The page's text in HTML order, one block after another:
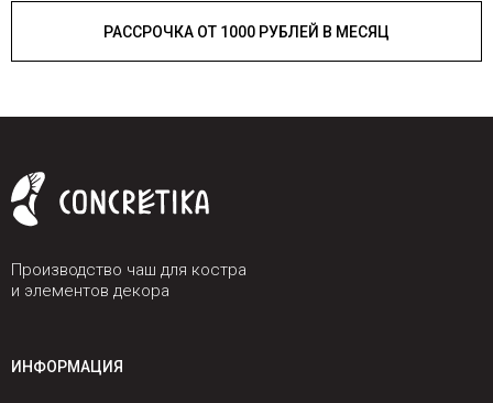
РАССРОЧКА ОТ 1000 РУБЛЕЙ В МЕСЯЦ
Производство чаш для костра
и элементов декора
ИНФОРМАЦИЯ